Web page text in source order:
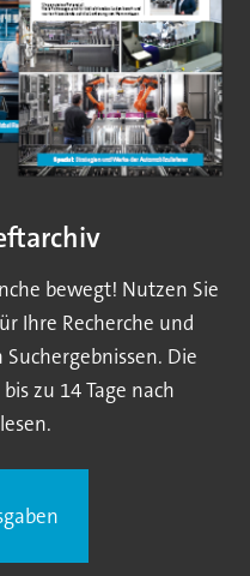
bewegt! Nutzen Sie
Ihre Recherche und
Die
zu 14 Tage nach